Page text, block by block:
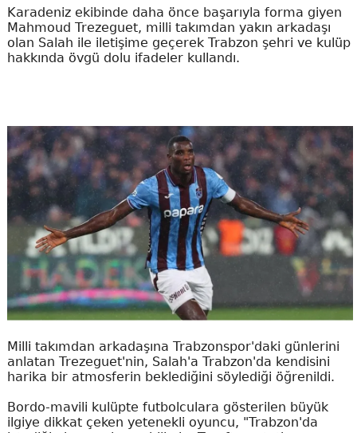
Karadeniz ekibinde daha önce başarıyla forma giyen
Mahmoud Trezeguet, milli takımdan yakın arkadaşı
olan Salah ile iletişime geçerek Trabzon şehri ve kulüp
hakkında övgü dolu ifadeler kullandı.
Milli takımdan arkadaşına Trabzonspor'daki günlerini
anlatan Trezeguet'nin, Salah'a Trabzon'da kendisini
harika bir atmosferin beklediğini söylediği öğrenildi.
Bordo-mavili kulüpte futbolculara gösterilen büyük
ilgiye dikkat çeken yetenekli oyuncu, "Trabzon'da